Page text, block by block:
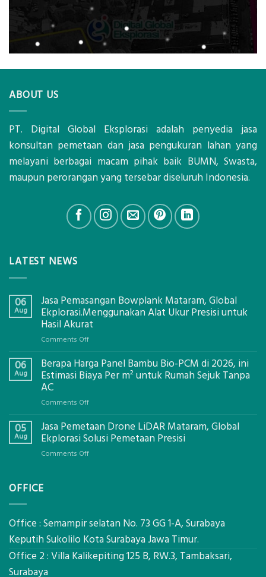
ABOUT US
PT. Digital Global Eksplorasi adalah penyedia jasa
konsultan pemetaan dan jasa pengukuran lahan yang
melayani berbagai macam pihak baik BUMN, Swasta,
maupun perorangan yang tersebar diseluruh Indonesia.
LATEST NEWS
06
Aug
Jasa Pemasangan Bowplank Mataram, Global
Ekplorasi.Menggunakan Alat Ukur Presisi untuk
Hasil Akurat
Comments Offon
Pemasangan
Bowplank
Ukur
Presisi
untuk
06
Aug
Berapa Harga Panel Bambu Bio-PCM di 2026, ini
Estimasi Biaya Per m² untuk Rumah Sejuk Tanpa
AC
Comments Offon
Harga
Panel
Biaya
Per
untuk
05
Aug
Jasa Pemetaan Drone LiDAR Mataram, Global
Ekplorasi Solusi Pemetaan Presisi
Comments Offon
Global
Solusi
Pemetaan
OFFICE
Office : Semampir selatan No. 73 GG 1-A, Surabaya
Keputih Sukolilo Kota Surabaya Jawa Timur.
Office 2 : Villa Kalikepiting 125 B, RW.3, Tambaksari,
Surabaya